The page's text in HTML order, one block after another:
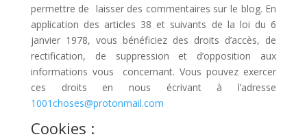
permettre de laisser des commentaires sur le blog. En
application des articles 38 et suivants de la loi du 6
janvier 1978, vous bénéficiez des droits d’accès, de
rectification, de suppression et d’opposition aux
informations vous concernant. Vous pouvez exercer
ces droits en nous écrivant à l’adresse
1001choses@protonmail.com
Cookies :